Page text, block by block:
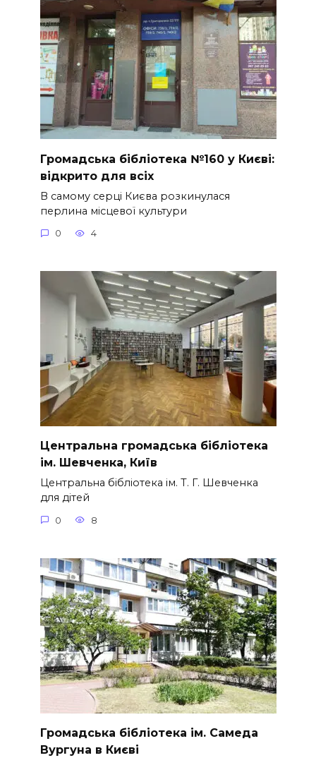
Громадська бібліотека №160 у Києві:
відкрито для всіх
В самому серці Києва розкинулася
перлина місцевої культури
0 4
Центральна громадська бібліотека
ім. Шевченка, Київ
Центральна бібліотека ім. Т. Г. Шевченка
для дітей
0 8
Громадська бібліотека ім. Самеда
Вургуна в Києві